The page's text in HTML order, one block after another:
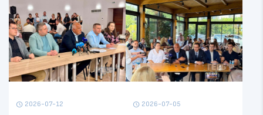
schedule 2026-07-12 schedule 2026-07-05